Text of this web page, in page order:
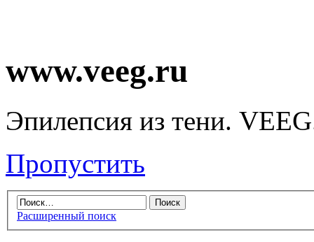
www.veeg.ru
Эпилепсия из тени.
Пропустить
Расширенный поиск